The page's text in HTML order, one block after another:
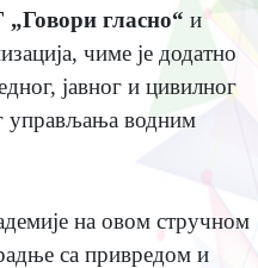
гласно“ и
чиме је додатно
јавног и цивилног
управљања водним
на овом стручном
са привредом и